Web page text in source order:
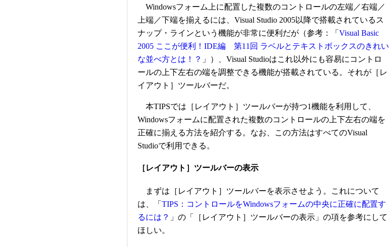
Windowsフォーム上に配置した複数のコントロールの左端／右端／
上端／下端を揃えるには、Visual Studio 2005以降で搭載されているス
ナップ・ラインという機能が非常に便利だが（参考：「 Visual Basic
2005 ここが便利！IDE編 第11回 ラベルとテキストボックスのきれい
な並べ方とは！？ 」）、Visual Studioはこれ以外にも容易にコントロ
ールの上下左右の端を調整できる機能が搭載されている。それが［レ
イアウト］ツールバーだ。
本TIPSでは［レイアウト］ツールバーが持つ1機能を利用して、
Windowsフォームに配置された複数のコントロールの上下左右の端を
正確に揃える方法を紹介する。なお、この方法はすべてのVisual
Studioで利用できる。
［レイアウト］ツールバーの表示
まずは［レイアウト］ツールバーを表示させよう。これについて
は、「 TIPS：コントロールをWindowsフォームの中央に正確に配置す
るには？ 」の「［レイアウト］ツールバーの表示」の項を参考にして
ほしい。